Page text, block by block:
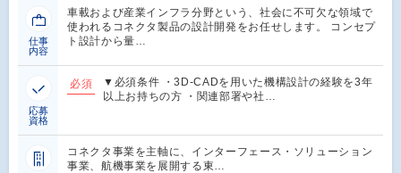
仕事
内容
車載および産業インフラ分野という、社会に不可欠な領域で
使われるコネクタ製品の設計開発をお任せします。 コンセプ
ト設計から量…
応募
資格
必須
▼必須条件 ・3D-CADを用いた機構設計の経験を3年
以上お持ちの方 ・関連部署や社…
コネクタ事業を主軸に、インターフェース・ソリューション
事業、航機事業を展開する東…